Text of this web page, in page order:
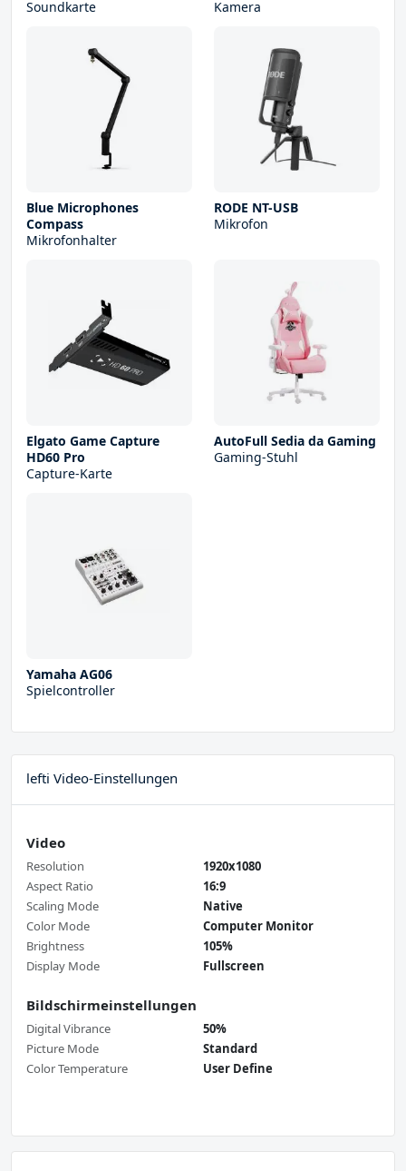
Soundkarte Kamera
Blue Microphones
Compass
Mikrofonhalter
RODE NT-USB
Mikrofon
Elgato Game Capture
HD60 Pro
Capture-Karte
AutoFull Sedia da Gaming
Gaming-Stuhl
Yamaha AG06
Spielcontroller
lefti Video-Einstellungen
Video
Resolution
1920x1080
Aspect Ratio
16:9
Scaling Mode
Native
Color Mode
Computer Monitor
Brightness
105%
Display Mode
Fullscreen
Bildschirmeinstellungen
Digital Vibrance
50%
Picture Mode
Standard
Color Temperature
User Define